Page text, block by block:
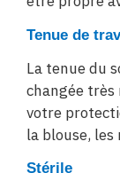
Tenue de
La tenue du
changée très
votre
la blouse, les
Stérile